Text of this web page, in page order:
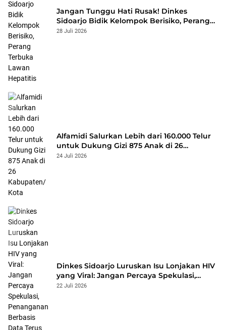
Jangan Tunggu Hati Rusak! Dinkes
Sidoarjo Bidik Kelompok Berisiko, Perang
Terbuka Lawan Hepatitis
28 Juli 2026
Alfamidi Salurkan Lebih dari 160.000 Telur
untuk Dukung Gizi 875 Anak di 26
Kabupaten/Kota
24 Juli 2026
Dinkes Sidoarjo Luruskan Isu Lonjakan HIV
yang Viral: Jangan Percaya Spekulasi,
Penanganan Berbasis Data Terus
22 Juli 2026